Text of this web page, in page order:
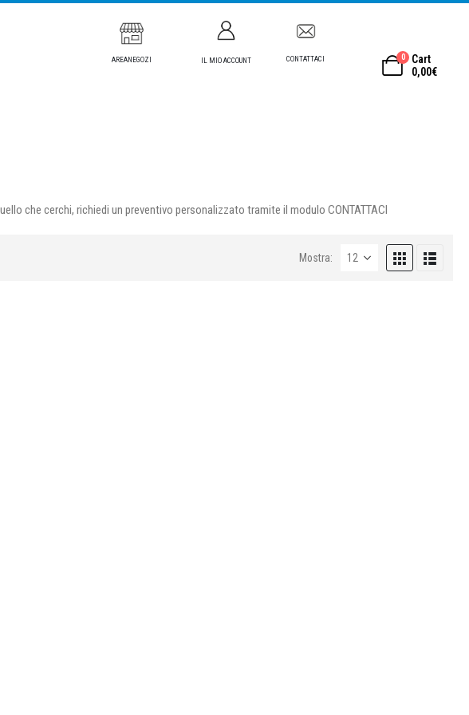
AREANEGOZI IL MIO ACCOUNT CONTATTACI 0
Cart
0,00€
che cerchi, richiedi un preventivo personalizzato tramite il modulo CONTATTACI
Mostra: